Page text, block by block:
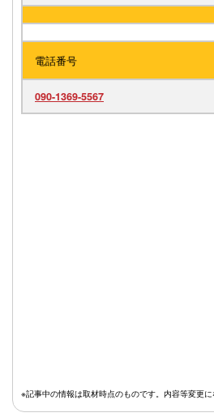
電話番号
090-1369-5567
※記事中の情報は取材時点のものです。内容等変更に